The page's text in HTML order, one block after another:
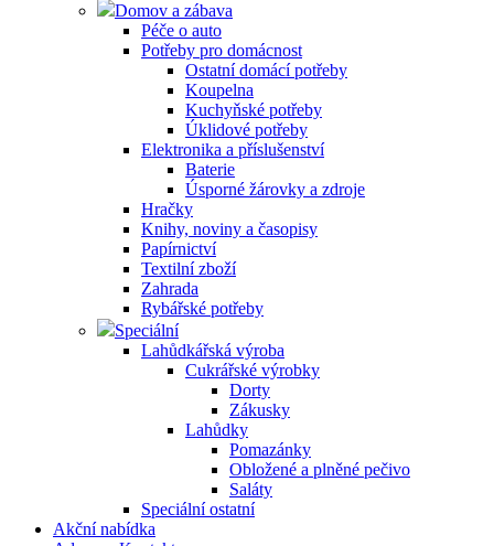
Domov a zábava
Péče o auto
Potřeby pro domácnost
Ostatní domácí potřeby
Koupelna
Kuchyňské potřeby
Úklidové potřeby
Elektronika a příslušenství
Baterie
Úsporné žárovky a zdroje
Hračky
Knihy, noviny a časopisy
Papírnictví
Textilní zboží
Zahrada
Rybářské potřeby
Speciální
Lahůdkářská výroba
Cukrářské výrobky
Dorty
Zákusky
Lahůdky
Pomazánky
Obložené a plněné pečivo
Saláty
Speciální ostatní
Akční nabídka